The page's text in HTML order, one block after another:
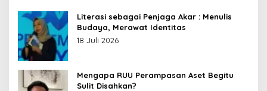
Literasi sebagai Penjaga Akar : Menulis
Budaya, Merawat Identitas
18 Juli 2026
Mengapa RUU Perampasan Aset Begitu
Sulit Disahkan?